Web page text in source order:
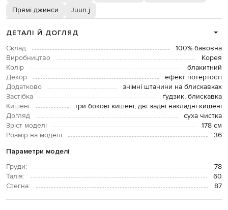
Прямі джинси
Juun.j
ДЕТАЛІ Й ДОГЛЯД
Склад
100% бавовна
Виробництво
Корея
Колір
блакитний
Декор
ефект потертості
Додатково
знімні штанини на блискавках
Застібка
ґудзик, блискавка
Кишені
три бокові кишені, дві задні накладні кишені
Догляд
суха чистка
Зріст моделі
178 см
Розмір на моделі
36
Параметри моделі
Груди:
78
Талія:
60
Стегна:
87